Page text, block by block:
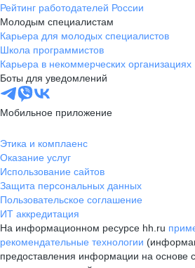
Рейтинг работодателей России
Молодым специалистам
Карьера для молодых специалистов
Школа программистов
Карьера в некоммерческих организациях
Боты для уведомлений
Мобильное приложение
Этика и комплаенс
Оказание услуг
Использование сайтов
Защита персональных данных
Пользовательское соглашение
ИТ аккредитация
На информационном ресурсе hh.ru
рекомендательные технологии
предоставления информации на основе